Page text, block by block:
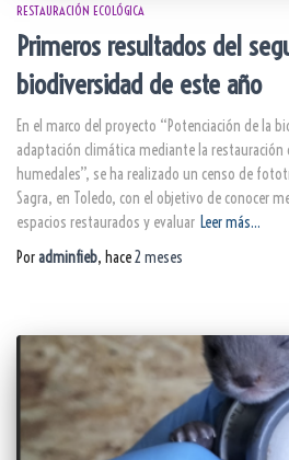
RESTAURACIÓN ECOLÓGICA
Primeros resultados del
biodiversidad de este año
En el marco del proyecto “Potenciación de la
adaptación climática mediante la restauración
humedales”, se ha realizado un censo de
Sagra, en Toledo, con el objetivo de conocer
espacios restaurados y evaluar Leer más…
Poradminfieb, hace2 meses